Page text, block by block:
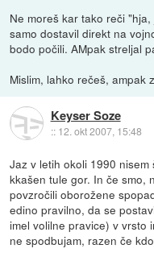
Ne moreš kar tako reči
samo dostavil direkt na
bodo počili. AMpak streljal
Mislim, lahko rečeš, ampak
Keyser Soze
:: 12. okt 2007, 15:48
Jaz v letih okoli 1990
kkašen tule gor. In če smo,
povzročili oborožene
edino pravilno, da se
imel volilne pravice) v vrsto
ne spodbujam, razen če